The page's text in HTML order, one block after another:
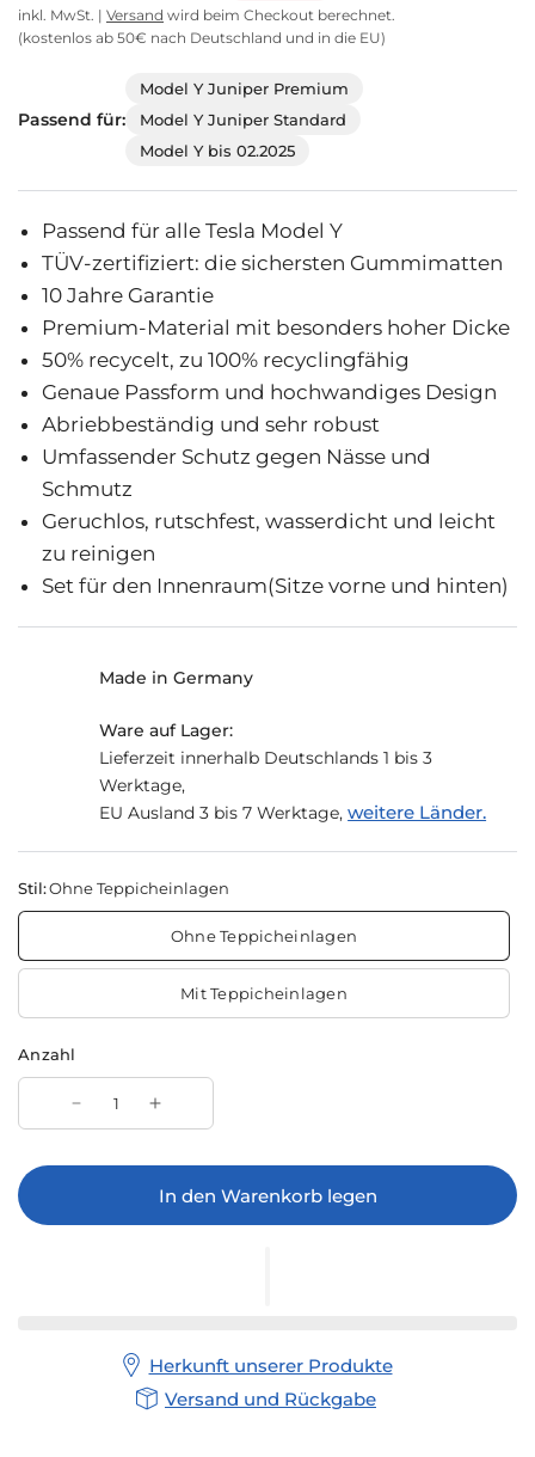
inkl. MwSt. | Versand wird beim Checkout berechnet.
(kostenlos ab 50€ nach Deutschland und in die EU)
Passend für:
Model Y Juniper Premium
Model Y Juniper Standard
Model Y bis 02.2025
Passend für alle Tesla Model Y
TÜV-zertifiziert: die sichersten Gummimatten
10 Jahre Garantie
Premium-Material mit besonders hoher Dicke
50% recycelt, zu 100% recyclingfähig
Genaue Passform und hochwandiges Design
Abriebbeständig und sehr robust
Umfassender Schutz gegen Nässe und
Schmutz
Geruchlos, rutschfest, wasserdicht und leicht
zu reinigen
Set für den Innenraum(Sitze vorne und hinten)
Made in Germany
Ware auf Lager:
Lieferzeit innerhalb Deutschlands 1 bis 3
Werktage,
EU Ausland 3 bis 7 Werktage,weitere Länder.
Stil:Ohne Teppicheinlagen
Ohne Teppicheinlagen
Mit Teppicheinlagen
Anzahl
In den Warenkorb legen
Herkunft unserer Produkte
Versand und Rückgabe